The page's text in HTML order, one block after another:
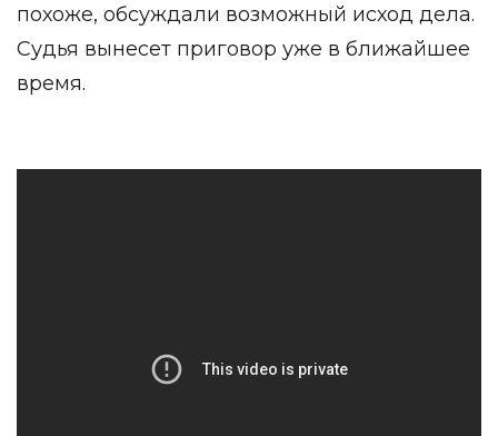
похоже, обсуждали возможный исход дела.
Судья вынесет приговор уже в ближайшее
время.